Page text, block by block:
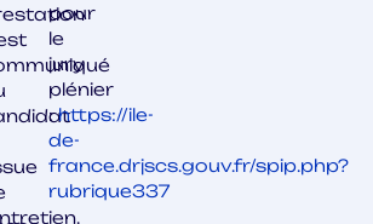
pour
le
jury
plénier
:https://ile-
de-
france.drjscs.gouv.fr/spip.php?
rubrique337